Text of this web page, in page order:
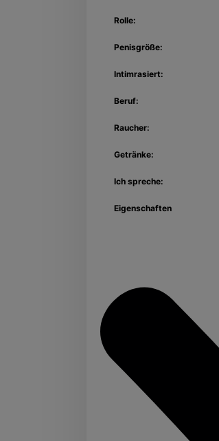
Rolle:
Penisgröße:
Intimrasiert:
Beruf:
Raucher:
Getränke:
Ich spreche:
Eigenschaften